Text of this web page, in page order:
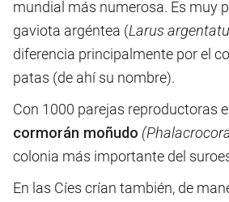
mundial más numerosa. Es muy
gaviota argéntea (Larus
diferencia principalmente por el
patas (de ahí su nombre).
Con 1000 parejas reproductoras
cormorán moñudo
colonia más importante del
En las Cíes crían también, de